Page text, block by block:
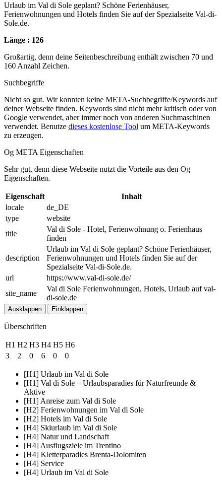
Urlaub im Val di Sole geplant? Schöne Ferienhäuser,
Ferienwohnungen und Hotels finden Sie auf der Spezialseite Val-di-
Sole.de.
Länge : 126
Großartig, denn deine Seitenbeschreibung enthält zwischen 70 und
160 Anzahl Zeichen.
Suchbegriffe
Nicht so gut. Wir konnten keine META-Suchbegriffe/Keywords auf
deiner Webseite finden. Keywords sind nicht mehr kritisch oder von
Google verwendet, aber immer noch von anderen Suchmaschinen
verwendet. Benutze dieses kostenlose Tool um META-Keywords
zu erzeugen.
Og META Eigenschaften
Sehr gut, denn diese Webseite nutzt die Vorteile aus den Og
Eigenschaften.
Eigenschaft
Inhalt
locale
de_DE
type
website
title
Val di Sole - Hotel, Ferienwohnung o. Ferienhaus
finden
description
Urlaub im Val di Sole geplant? Schöne Ferienhäuser,
Ferienwohnungen und Hotels finden Sie auf der
Spezialseite Val-di-Sole.de.
url
https://www.val-di-sole.de/
site_name
Val di Sole Ferienwohnungen, Hotels, Urlaub auf val-
di-sole.de
Ausklappen Einklappen
Überschriften
H1 H2 H3 H4 H5 H6
3
2 0 6 0 0
[H1] Urlaub im Val di Sole
[H1] Val di Sole – Urlaubsparadies für Naturfreunde &
Aktive
[H1] Anreise zum Val di Sole
[H2] Ferienwohnungen im Val di Sole
[H2] Hotels im Val di Sole
[H4] Skiurlaub im Val di Sole
[H4] Natur und Landschaft
[H4] Ausflugsziele im Trentino
[H4] Kletterparadies Brenta-Dolomiten
[H4] Service
[H4] Urlaub im Val di Sole